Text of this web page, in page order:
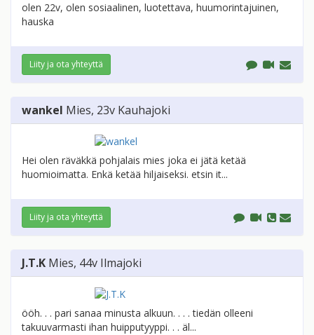
olen 22v, olen sosiaalinen, luotettava, huumorintajuinen,
hauska
Liity ja ota yhteyttä
wankel Mies, 23v Kauhajoki
Hei olen räväkkä pohjalais mies joka ei jätä ketää
huomioimatta. Enkä ketää hiljaiseksi. etsin it...
Liity ja ota yhteyttä
J.T.K Mies, 44v Ilmajoki
ööh. . . pari sanaa minusta alkuun. . . . tiedän olleeni
takuuvarmasti ihan huipputyyppi. . . äl...